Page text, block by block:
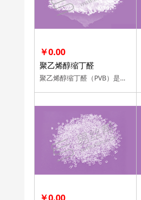
￥0.00
聚乙烯醇缩丁醛
聚乙烯醇缩丁醛（PVB）是在酸催化作用下，经正丁醛与聚乙烯醇（PVA）水溶液进行 缩合反应而得到的合成树脂，它是由缩丁醛基、醇羟基、乙酰氧基（醋酸根基）组成的三元共聚体
￥0.00